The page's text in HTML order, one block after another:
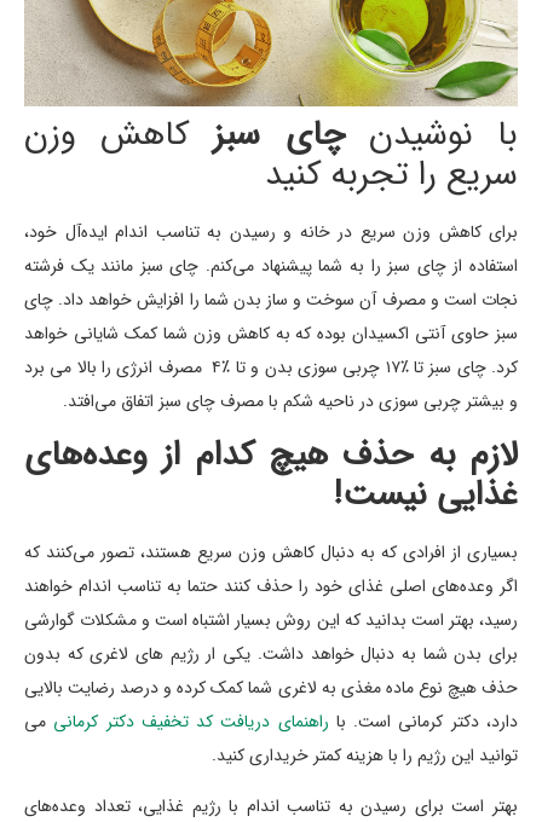
با نوشیدنچای سبزکاهش وزن
سریع را تجربه کنید
برای کاهش وزن سریع در خانه و رسیدن به تناسب اندام ایده‌آل خود،
استفاده از چای سبز را به شما پیشنهاد می‌کنم. چای سبز مانند یک فرشته
نجات است و مصرف آن سوخت و ساز بدن شما را افزایش خواهد داد. چای
سبز حاوی آنتی اکسیدان بوده که به کاهش وزن شما کمک شایانی خواهد
کرد. چای سبز تا ٪۱۷ چربی سوزی بدن و تا ٪۴ مصرف انرژی را بالا می برد
و بیشتر چربی سوزی در ناحیه شکم با مصرف چای سبز اتفاق می‌افتد.
لازم به حذف هیچ‌ کدام از وعده‌های
غذایی نیست!
بسیاری از افرادی که به دنبال کاهش وزن سریع هستند، تصور می‌کنند که
اگر وعده‌های اصلی غذای خود را حذف کنند حتما به تناسب اندام خواهند
رسید، بهتر است بدانید که این روش بسیار اشتباه است و مشکلات گوارشی
برای بدن شما به دنبال خواهد داشت. یکی ار رژیم های لاغری که بدون
حذف هیچ نوع ماده مغذی به لاغری شما کمک کرده و درصد رضایت بالایی
دارد، دکتر کرمانی است. با راهنمای دریافت کد تخفیف دکتر کرمانی می
توانید این رژیم را با هزینه کمتر خریداری کنید.
بهتر است برای رسیدن به تناسب اندام با رژیم غذایی، تعداد وعده‌های